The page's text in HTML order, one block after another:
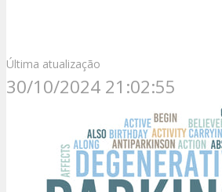
Última atualização
30/10/2024 21:02:55